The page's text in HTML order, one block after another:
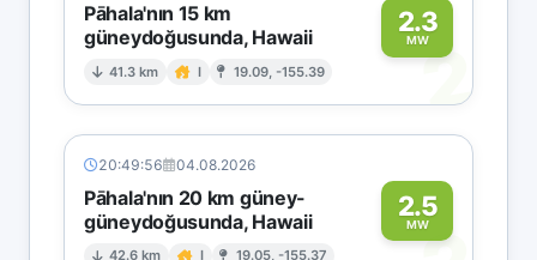
Pāhala'nın 15 km
güneydoğusunda, Hawaii
41.3 km I 19.09, -155.39
2.3
MW
2
20:49:56 04.08.2026
Pāhala'nın 20 km güney-
güneydoğusunda, Hawaii
42.6 km I 19.05, -155.37
2.5
MW